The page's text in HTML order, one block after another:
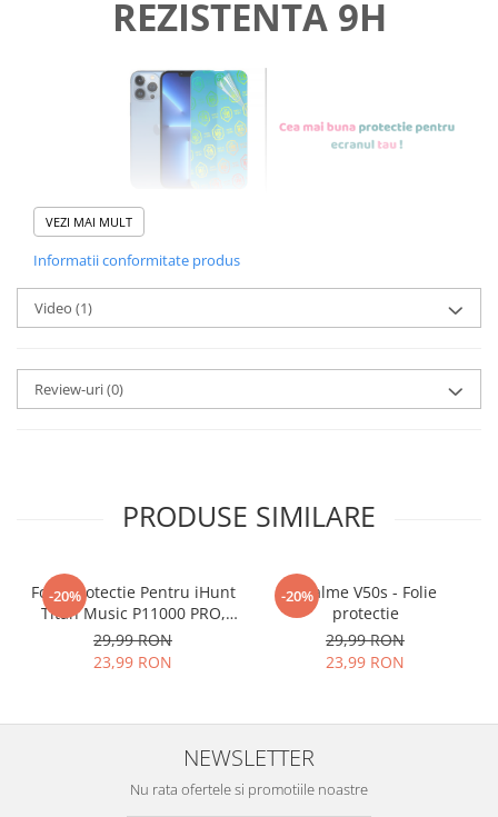
REZISTENTA 9H
Foliile noastre sunt
tu.
Materialul folosit in
esteNano Glass flexibil.
AcestagaranteazacaNU SE
SPARGE in mii de cioburi
ascutite si periculoase.
zgarieturi si spargere, ci si
INTARESTE ecranul!
Folia avand rezistenta 9H la
VEZI MAI MULT
Informatii conformitate produs
Video (1)
Review-uri(0)
PRODUSE SIMILARE
-20%
Folie Protectie Pentru iHunt
Titan Music P11000 PRO,
VDOO
29,99 RON
23,99 RON
-20%
Realme V50s - Folie
protectie
29,99 RON
23,99 RON
NEWSLETTER
Nu rata ofertele si promotiile noastre